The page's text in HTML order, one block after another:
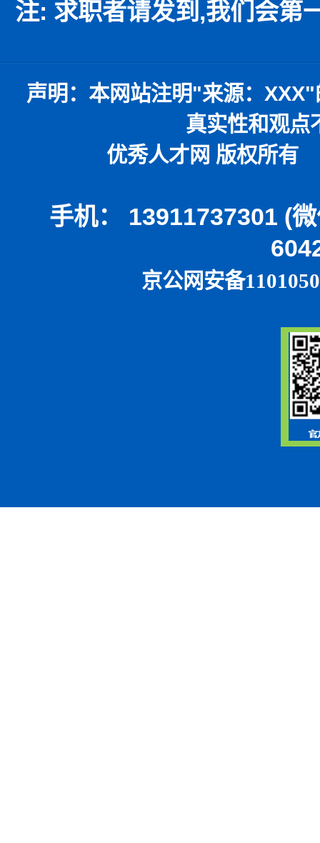
注: 求职者请发到,我们会第
声明：本网站注明"来源： XXX"
真实性和观点
优秀人才网 版权所有 本网
手机： 13911737301 (
京公网安备